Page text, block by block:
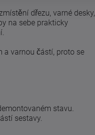
dřezu, varné desky,
na sebe prakticky
a varnou částí, proto se
stavu.
sestavy.